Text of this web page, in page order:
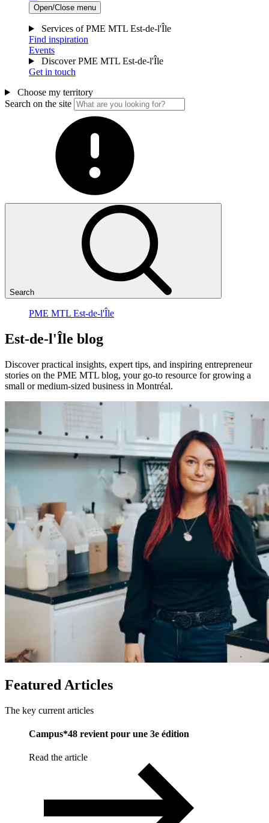
Open/Close menu
Services of PME MTL Est-de-l'Île
Find inspiration
Events
Discover PME MTL Est-de-l'Île
Get in touch
Choose my territory
Search on the site
Search
PME MTL Est-de-l'Île
Est-de-l'Île blog
Discover practical insights, expert tips, and inspiring entrepreneur
stories on the PME MTL blog, your go-to resource for growing a
small or medium-sized business in Montréal.
Featured Articles
The key current articles
Campus*48 revient pour une 3e édition
Read the article